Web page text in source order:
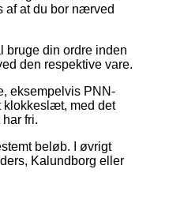
af at du bor nærved
bruge din ordre inden
den respektive vare.
eksempelvis PNN-
klokkeslæt, med det
fri.
beløb. I øvrigt
Kalundborg eller